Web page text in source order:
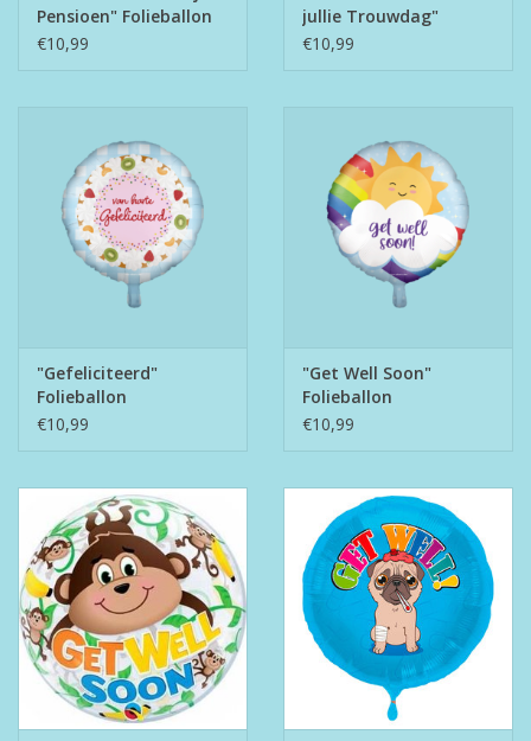
Pensioen" Folieballon
€10,99
jullie Trouwdag"
Folieballon
€10,99
"Gefeliciteerd"
Folieballon
€10,99
"Get Well Soon"
Folieballon
€10,99